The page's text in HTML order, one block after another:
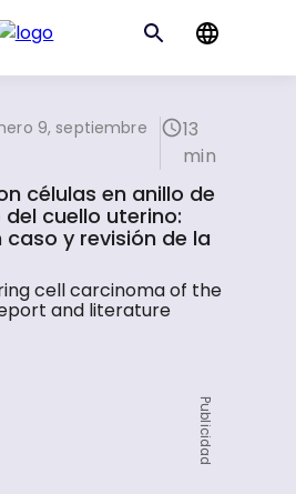
9, septiembre
13
min
células en anillo de
cuello uterino:
y revisión de la
cell carcinoma of the
and literature
Publicidad